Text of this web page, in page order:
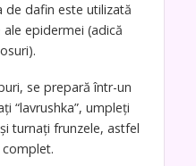
de dafin este utilizată
epidermei (adică
se prepară într-un
“lavrushka”, umpleți
turnați frunzele, astfel